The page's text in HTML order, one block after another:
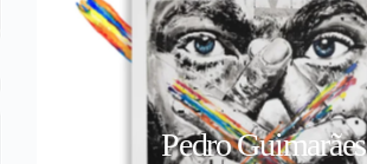
Pedro Guimarães